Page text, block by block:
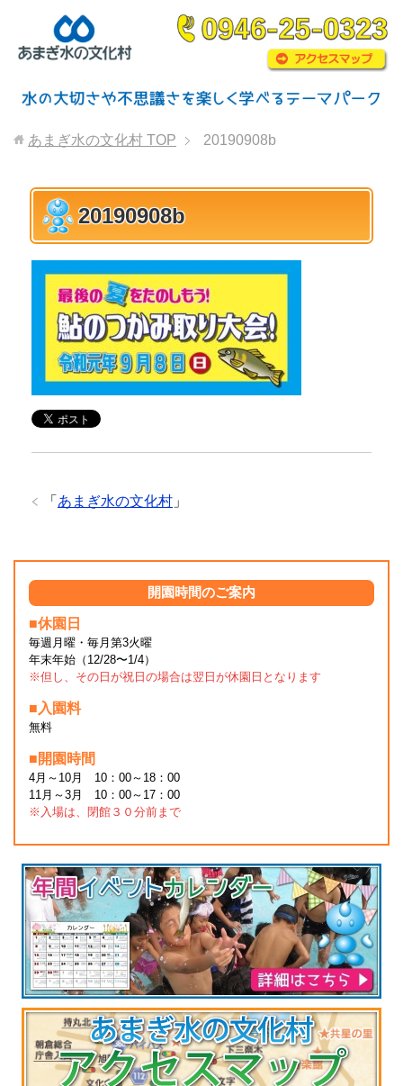
あまぎ水の文化村 TOP 20190908b
20190908b
「 あまぎ水の文化村 」
開園時間のご案内
■休園日
毎週月曜・毎月第3火曜
年末年始（12/28〜1/4）
※但し、その日が祝日の場合は翌日が休園日となります
■入園料
無料
■開園時間
4月～10月 10：00～18：00
11月～3月 10：00～17：00
※入場は、閉館３０分前まで